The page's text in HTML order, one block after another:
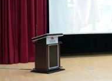
RESMİ İLANLAR
SAĞLIK
SİYASET